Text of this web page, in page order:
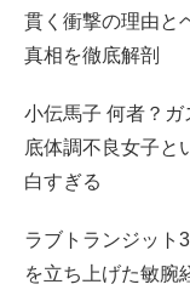
貫く衝撃の理由と
真相を徹底解剖
小伝馬子 何者？
底体調不良女子と
白すぎる
ラブトランジット
を立ち上げた敏腕